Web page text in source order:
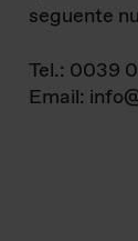
seguente
Tel.: 0039
Email: